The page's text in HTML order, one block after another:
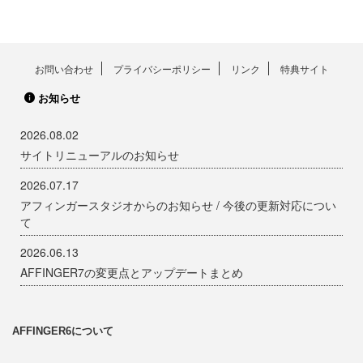
お問い合わせ プライバシーポリシー リンク 特典サイト
お知らせ
2026.08.02
サイトリニューアルのお知らせ
2026.07.17
アフィンガースタジオからのお知らせ / 今後の更新対応につい
て
2026.06.13
AFFINGER7の変更点とアップデートまとめ
AFFINGER6について